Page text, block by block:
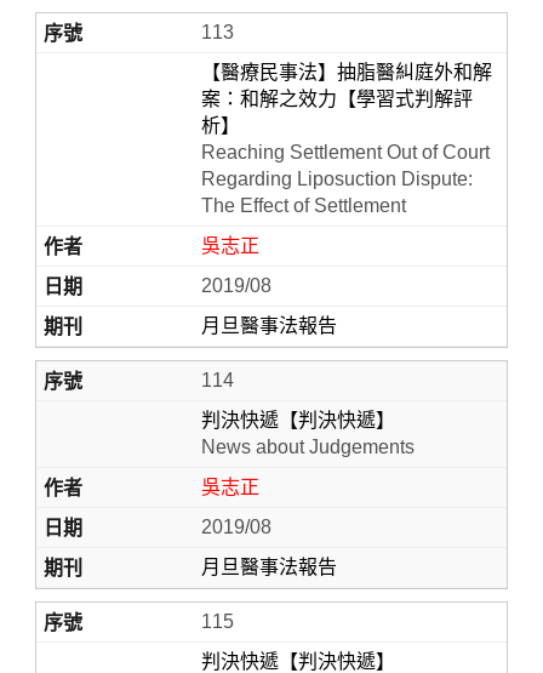
113
【醫療民事法】抽脂醫糾庭外和解
案：和解之效力【學習式判解評
析】
Reaching Settlement Out of Court
Regarding Liposuction Dispute:
The Effect of Settlement
吳志正
2019/08
月旦醫事法報告
114
判決快遞【判決快遞】
News about Judgements
吳志正
2019/08
月旦醫事法報告
115
判決快遞【判決快遞】